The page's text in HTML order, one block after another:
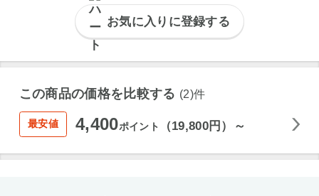
お気に入りに登録する
この商品の価格を比較する (2)件
最安値 4,400ポイント （19,800円）～